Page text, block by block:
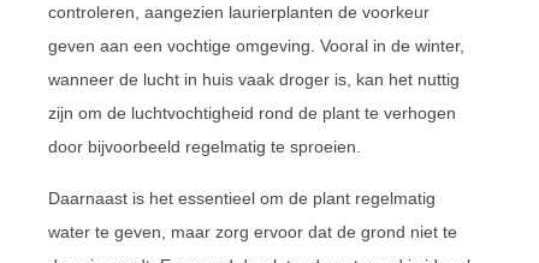
controleren, aangezien laurierplanten de voorkeur
geven aan een vochtige omgeving. Vooral in de winter,
wanneer de lucht in huis vaak droger is, kan het nuttig
zijn om de luchtvochtigheid rond de plant te verhogen
door bijvoorbeeld regelmatig te sproeien.
Daarnaast is het essentieel om de plant regelmatig
water te geven, maar zorg ervoor dat de grond niet te